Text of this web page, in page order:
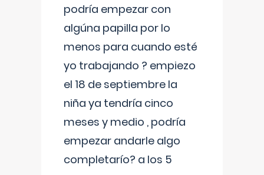
podría empezar con
algúna papilla por lo
menos para cuando esté
yo trabajando ? empiezo
el 18 de septiembre la
niña ya tendría cinco
meses y medio , podría
empezar andarle algo
completarío? a los 5